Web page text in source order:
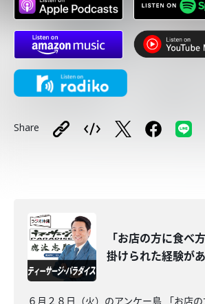
Share
「お店の方に食べ
掛けられた経験が
６月２８日（火）のアンケー島 「お店